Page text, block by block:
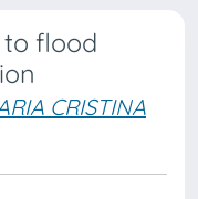
to flood
CRISTINA